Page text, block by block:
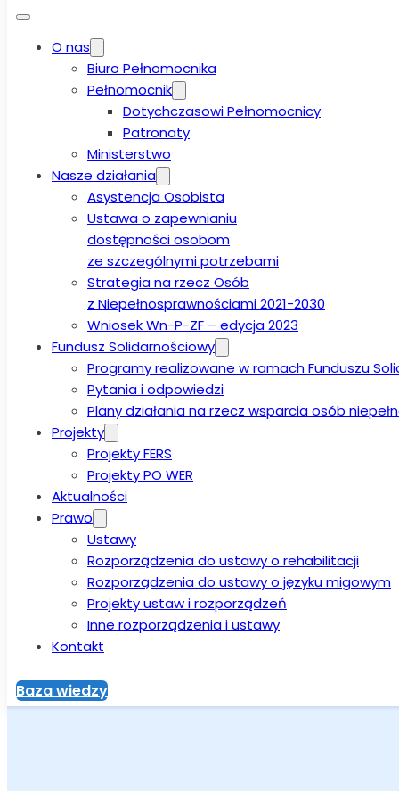
O nas
Biuro Pełnomocnika
Pełnomocnik
Dotychczasowi Pełnomocnicy
Patronaty
Ministerstwo
Nasze działania
Asystencja Osobista
Ustawa o zapewnianiu
dostępności osobom
ze szczególnymi potrzebami
Strategia na rzecz Osób
z Niepełnosprawnościami 2021-2030
Wniosek Wn-P-ZF – edycja 2023
Fundusz Solidarnościowy
Programy realizowane w ramach Funduszu
Pytania i odpowiedzi
Plany działania na rzecz wsparcia osób
Projekty
Projekty FERS
Projekty PO WER
Aktualności
Prawo
Ustawy
Rozporządzenia do ustawy o rehabilitacji
Rozporządzenia do ustawy o języku migowym
Projekty ustaw i rozporządzeń
Inne rozporządzenia i ustawy
Kontakt
Baza wiedzy